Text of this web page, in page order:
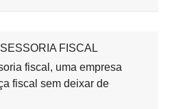
FISCAL
fiscal, uma empresa
fiscal sem deixar de